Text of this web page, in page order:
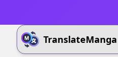
TranslateManga